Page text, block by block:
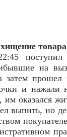
поступил
на
затем
и нажали
оказался
выпить, но